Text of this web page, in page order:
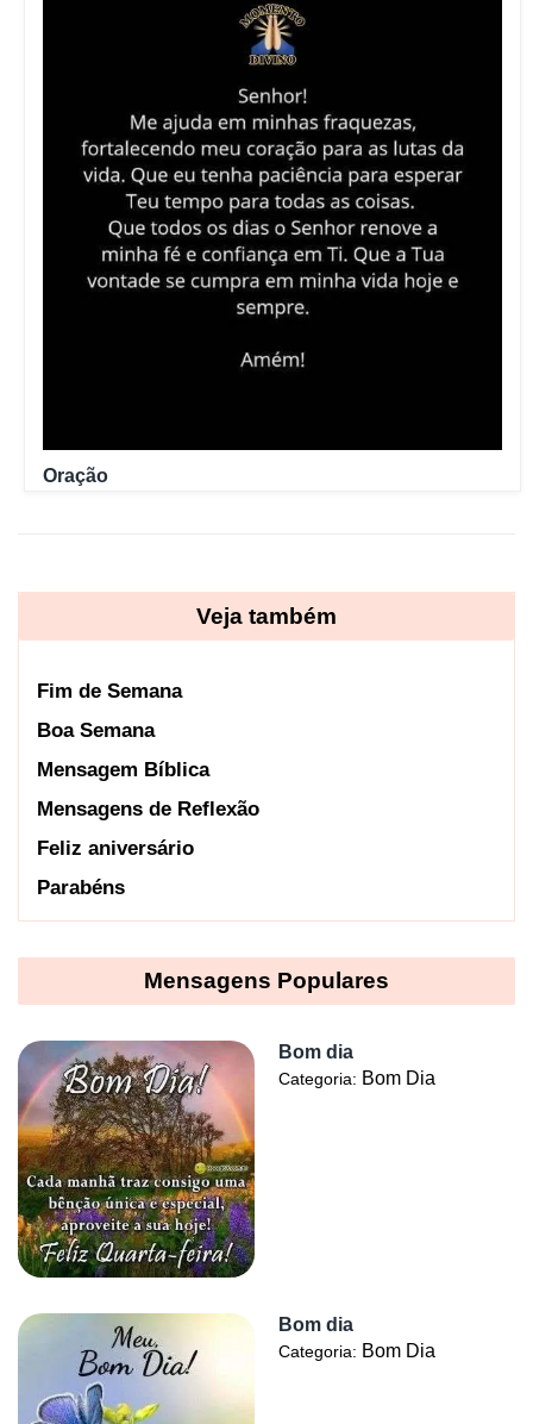
Oração
Veja também
Fim de Semana
Boa Semana
Mensagem Bíblica
Mensagens de Reflexão
Feliz aniversário
Parabéns
Mensagens Populares
Bom dia
Categoria: Bom Dia
Bom dia
Categoria: Bom Dia